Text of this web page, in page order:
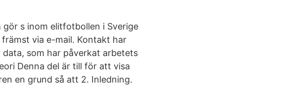
s inom elitfotbollen i Sverige
via e-mail. Kontakt har
data, som har påverkat arbetets
Denna del är till för att visa
en grund så att 2. Inledning.